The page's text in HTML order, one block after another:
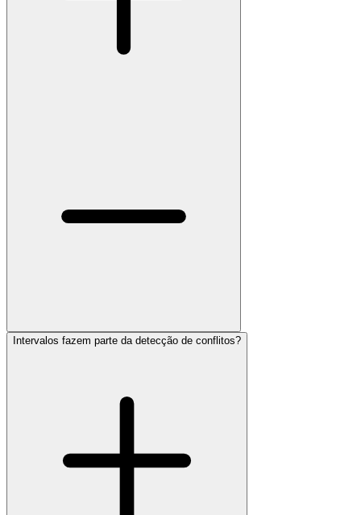
Intervalos fazem parte da detecção de conflitos?